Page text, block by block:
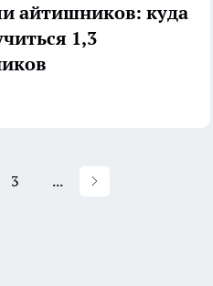
айтишников: куда
1,3
3 ...